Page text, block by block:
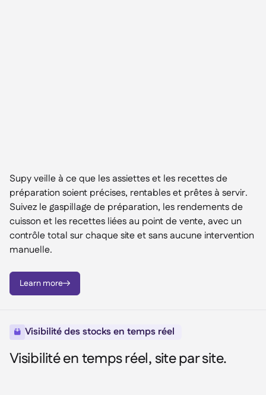
Supy veille à ce que les assiettes et les recettes de
préparation soient précises, rentables et prêtes à servir.
Suivez le gaspillage de préparation, les rendements de
cuisson et les recettes liées au point de vente, avec un
contrôle total sur chaque site et sans aucune intervention
manuelle.
Learn more
 Visibilité des stocks en temps réel
Visibilité en temps réel, site par site.